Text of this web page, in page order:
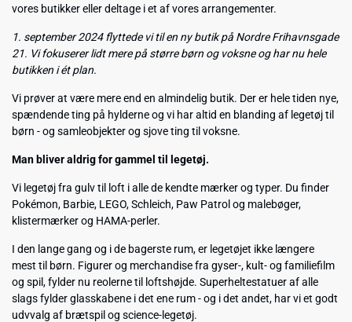
vores butikker eller deltage i et af vores arrangementer.
1. september 2024 flyttede vi til en ny butik på Nordre Frihavnsgade
21. Vi fokuserer lidt mere på større børn og voksne og har nu hele
butikken i ét plan.
Vi prøver at være mere end en almindelig butik. Der er hele tiden nye,
spændende ting på hylderne og vi har altid en blanding af legetøj til
børn - og samleobjekter og sjove ting til voksne.
Man bliver aldrig for gammel til legetøj.
Vi legetøj fra gulv til loft i alle de kendte mærker og typer. Du finder
Pokémon, Barbie, LEGO, Schleich, Paw Patrol og malebøger,
klistermærker og HAMA-perler.
I den lange gang og i de bagerste rum, er legetøjet ikke længere
mest til børn. Figurer og merchandise fra gyser-, kult- og familiefilm
og spil, fylder nu reolerne til loftshøjde. Superheltestatuer af alle
slags fylder glasskabene i det ene rum - og i det andet, har vi et godt
udvvalg af brætspil og science-legetøj.